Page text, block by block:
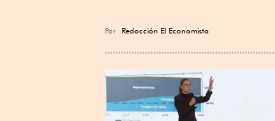
Por Redacción El Economista